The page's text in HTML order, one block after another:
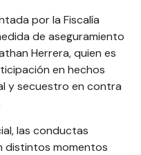
por la Fiscalía
de aseguramiento
Herrera, quien es
en hechos
y secuestro en contra
las conductas
distintos momentos